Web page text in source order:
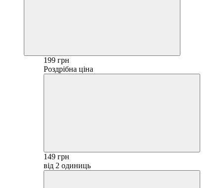
199 грн
Роздрібна ціна
149 грн
від 2 одиниць